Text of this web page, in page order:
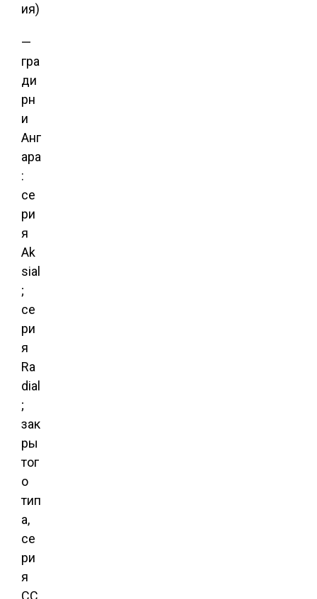
ия)
—
гра
ди
рн
и
Анг
ара
:
се
ри
я
Ak
sial
;
се
ри
я
Ra
dial
;
зак
ры
тог
о
тип
а,
се
ри
я
CC